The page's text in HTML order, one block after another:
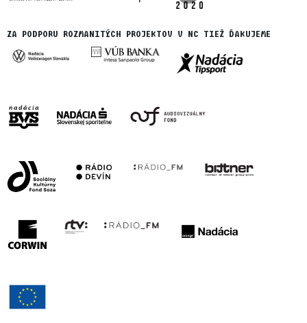
ZA PODPORU ROZMANITÝCH PROJEKTOV V NC TIEŽ ĎAKUJEME